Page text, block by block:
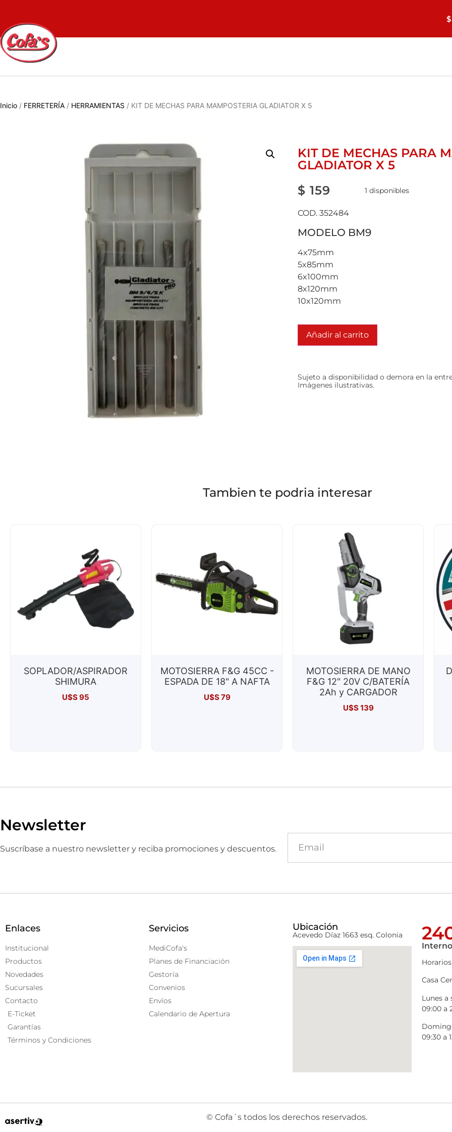
$
Inicio / FERRETERÍA / HERRAMIENTAS / KIT DE MECHAS PARA MAMPOSTERIA GLADIATOR X 5
KIT DE MECHAS PARA
GLADIATOR X 5
$ 159 1 disponibles
COD. 352484
MODELO BM9
4x75mm
5x85mm
6x100mm
8x120mm
10x120mm
Añadir al carrito
Sujeto a disponibilidad o demora en la
Imágenes ilustrativas.
Tambien te podria interesar
SOPLADOR/ASPIRADOR
SHIMURA
U$S95
MOTOSIERRA F&G 45CC -
ESPADA DE 18" A NAFTA
U$S79
MOTOSIERRA DE MANO
F&G 12" 20V C/BATERÍA
2Ah y CARGADOR
U$S139
Newsletter
Suscríbase a nuestro newsletter y reciba promociones y descuentos.
Enlaces
Institucional
Productos
Novedades
Sucursales
Contacto
E-Ticket
Garantías
Términos y Condiciones
Servicios
MediCofa's
Planes de Financiación
Gestoría
Convenios
Envíos
Calendario de Apertura
Ubicación
Acevedo Díaz 1663 esq. Colonia
Horarios
Casa
Lunes a
09:00 a
09:30 a
© Cofa´s todos los derechos reservados.